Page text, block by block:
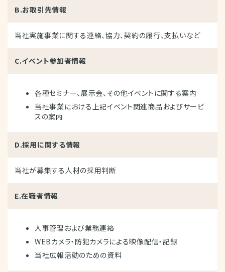
B.お取引先情報
当社実施事業に関する連絡、協力、契約の履行、支払いなど
C.イベント参加者情報
各種セミナー、展示会、その他イベントに関する案内
当社事業における上記イベント関連商品およびサービ
スの案内
D.採用に関する情報
当社が募集する人材の採用判断
E.在職者情報
人事管理および業務連絡
WEBカメラ・防犯カメラによる映像配信・記録
当社広報活動のための資料